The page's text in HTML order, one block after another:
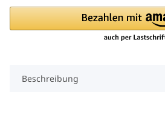
Beschreibung